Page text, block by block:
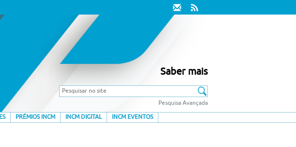
Saber mais
Pesquisa Avançada
PRÉMIOS INCM INCM DIGITAL INCM EVENTOS